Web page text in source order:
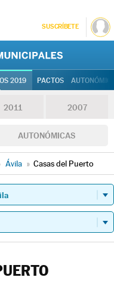
SUSCRÍBETE
2019 PACTOS
2011 2007
AUTONÓMICAS
Ávila » Casas del Puerto